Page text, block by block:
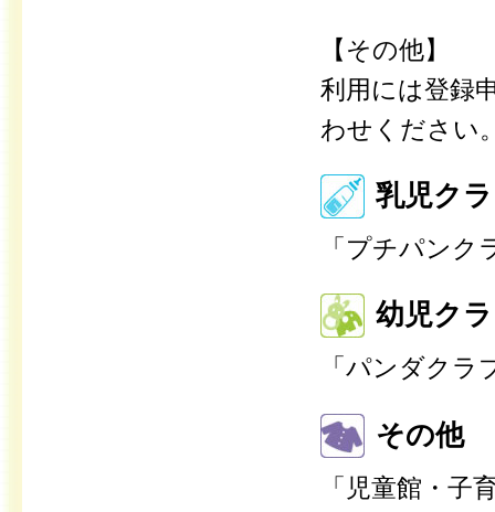
【その他】
利用には登録
わせください
乳児ク
「プチパンク
幼児ク
「パンダクラ
その他
「児童館・子